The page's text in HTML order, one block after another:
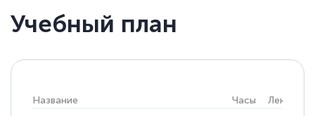
Выражаю благодарность за курс
Учебный план
Название Часы Лекции